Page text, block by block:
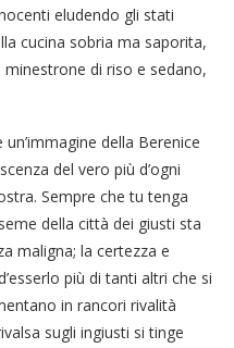
eludendo gli stati
cucina sobria ma saporita,
minestrone di riso e sedano,
della Berenice
del vero più d’ogni
Sempre che tu tenga
della città dei giusti sta
maligna; la certezza e
più di tanti altri che si
in rancori rivalità
sugli ingiusti si tinge